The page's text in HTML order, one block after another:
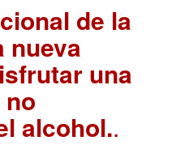
de la
nueva
una
alcohol..